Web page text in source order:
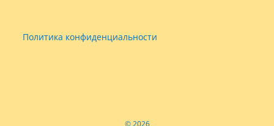
Политика конфиденциальности
© 2026